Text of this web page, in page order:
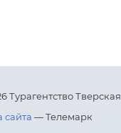
Турагентство Тверская
сайта — Телемарк